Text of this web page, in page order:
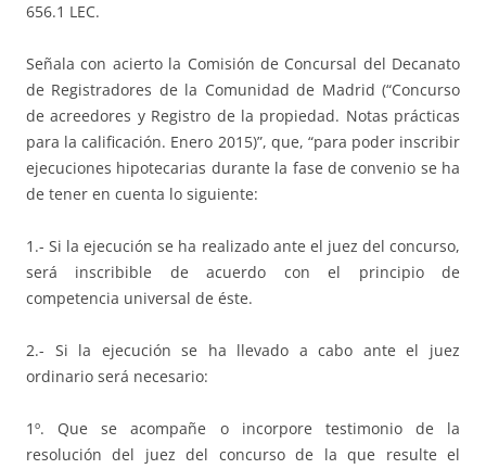
656.1 LEC.
Señala con acierto la Comisión de Concursal del Decanato
de Registradores de la Comunidad de Madrid (“Concurso
de acreedores y Registro de la propiedad. Notas prácticas
para la calificación. Enero 2015)”, que, “para poder inscribir
ejecuciones hipotecarias durante la fase de convenio se ha
de tener en cuenta lo siguiente:
1.- Si la ejecución se ha realizado ante el juez del concurso,
será inscribible de acuerdo con el principio de
competencia universal de éste.
2.- Si la ejecución se ha llevado a cabo ante el juez
ordinario será necesario:
1º. Que se acompañe o incorpore testimonio de la
resolución del juez del concurso de la que resulte el